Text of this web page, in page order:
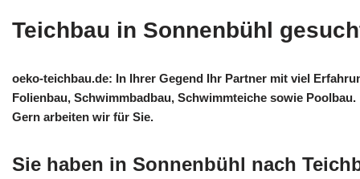
Teichbau in Sonnenbühl
oeko-teichbau.de: In Ihrer Gegend Ihr Partner mit viel
Folienbau, Schwimmbadbau, Schwimmteiche sowie
Gern arbeiten wir für Sie.
Sie haben in Sonnenbühl nach